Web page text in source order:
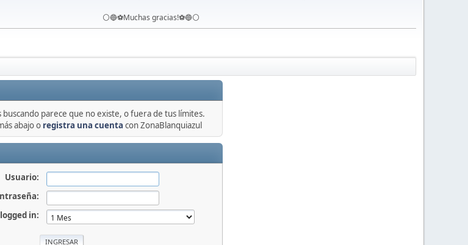
⚪️🔵⚽️Muchas gracias!⚽️🔵⚪️
buscando parece que no existe, o fuera de tus límites.
abajo o registra una cuenta con ZonaBlanquiazul
Usuario:
in: